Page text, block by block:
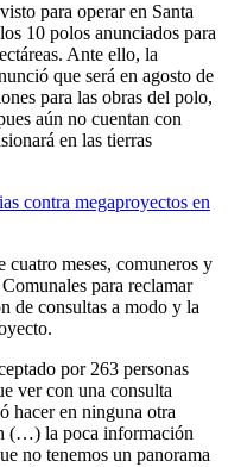
para operar en Santa
10 polos anunciados para
Ante ello, la
que será en agosto de
para las obras del polo,
aún no cuentan con
en las tierras
contra megaproyectos en
cuatro meses, comuneros y
para reclamar
de consultas a modo y la
por 263 personas
ver con una consulta
hacer en ninguna otra
(…) la poca información
no tenemos un panorama